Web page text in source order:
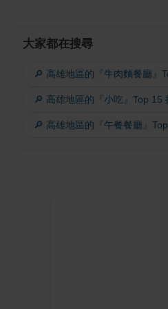
大家都在搜尋
🔎 高雄地區的『牛肉麵餐廳』
🔎 高雄地區的『小吃』Top 15
🔎 高雄地區的『午餐餐廳』